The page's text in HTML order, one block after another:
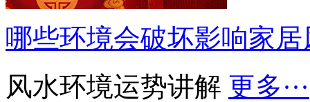
哪些环境会破坏影响家居
风水环境运势讲解 更多···